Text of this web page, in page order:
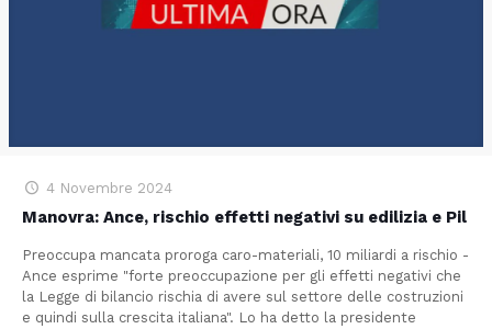
4 Novembre 2024
Manovra: Ance, rischio effetti negativi su edilizia e Pil
Preoccupa mancata proroga caro-materiali, 10 miliardi a rischio -
Ance esprime "forte preoccupazione per gli effetti negativi che
la Legge di bilancio rischia di avere sul settore delle costruzioni
e quindi sulla crescita italiana". Lo ha detto la presidente